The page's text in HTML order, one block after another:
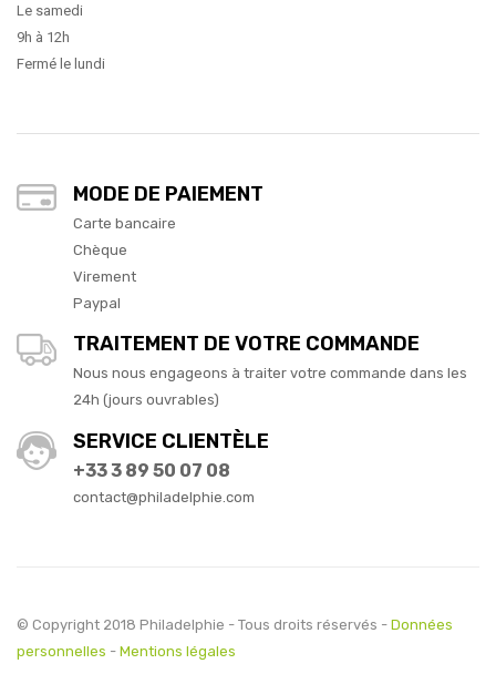
Le samedi
9h à 12h
Fermé le lundi
MODE DE PAIEMENT
Carte bancaire
Chèque
Virement
Paypal
TRAITEMENT DE VOTRE COMMANDE
Nous nous engageons à traiter votre commande dans les
24h (jours ouvrables)
SERVICE CLIENTÈLE
+33 3 89 50 07 08
contact@philadelphie.com
© Copyright 2018 Philadelphie - Tous droits réservés - Données
personnelles - Mentions légales